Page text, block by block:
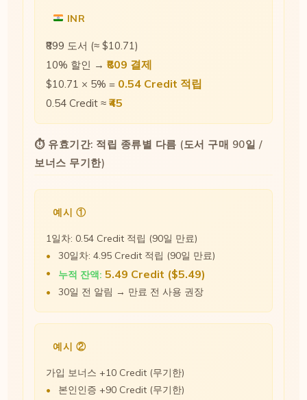
INR
₹899 도서 (≈ $10.71)
10% 할인 →₹809 결제
$10.71 × 5% = 0.54 Credit 적립
0.54 Credit ≈₹45
⏱ 유효기간: 적립 종류별 다름 (도서 구매 90일 /
보너스 무기한)
예시 ①
1일차: 0.54 Credit 적립 (90일 만료)
30일차: 4.95 Credit 적립 (90일 만료)
누적 잔액:5.49 Credit ($5.49)
30일 전 알림 → 만료 전 사용 권장
예시 ②
가입 보너스 +10 Credit (무기한)
본인인증 +90 Credit (무기한)